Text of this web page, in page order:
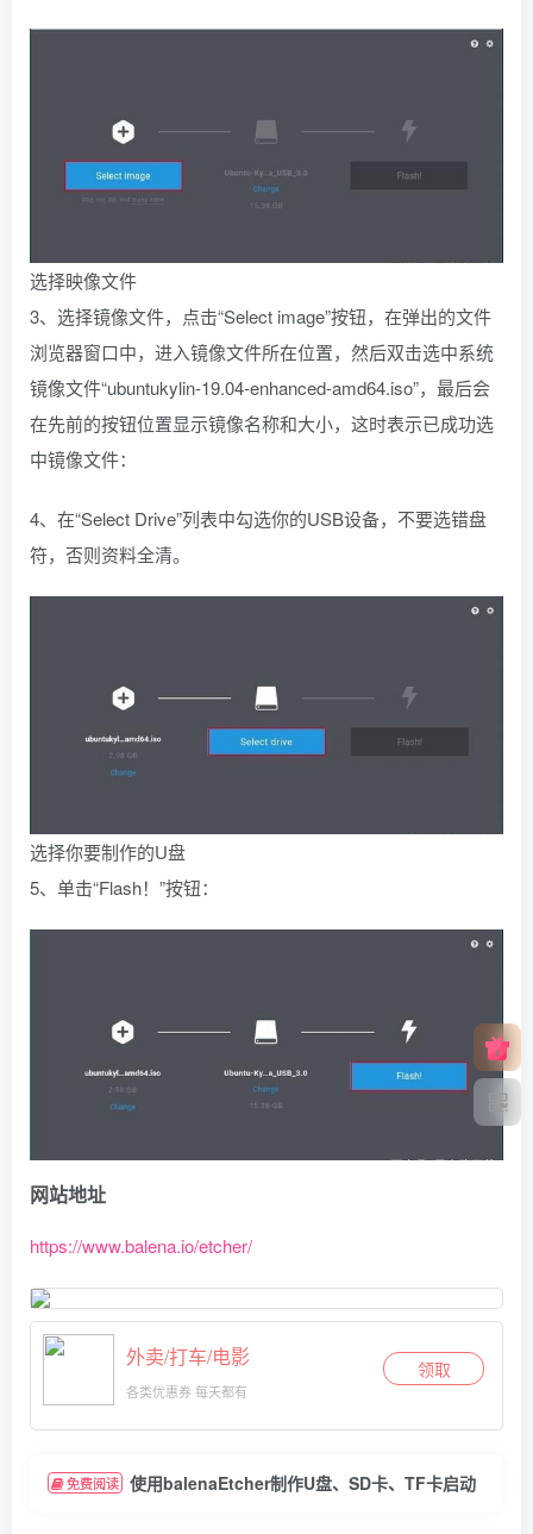
选择映像文件
3、选择镜像文件，点击“Select image”按钮，在弹出的文件
浏览器窗口中，进入镜像文件所在位置，然后双击选中系统
镜像文件“ubuntukylin-19.04-enhanced-amd64.iso”，最后会
在先前的按钮位置显示镜像名称和大小，这时表示已成功选
中镜像文件：
4、在“Select Drive”列表中勾选你的USB设备，不要选错盘
符，否则资料全清。
选择你要制作的U盘
5、单击“Flash！”按钮：
网站地址
https://www.balena.io/etcher/
外卖/打车/电影
各类优惠券 每天都有
领取
免费阅读 使用balenaEtcher制作U盘、SD卡、TF卡启动